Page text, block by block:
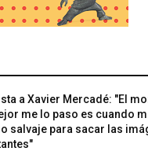
a Xavier Mercadé: "El
me lo paso es cuando
salvaje para sacar las